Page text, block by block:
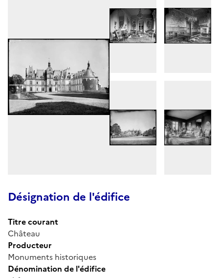
Désignation de l'édifice
Titre courant
Château
Producteur
Monuments historiques
Dénomination de l'édifice